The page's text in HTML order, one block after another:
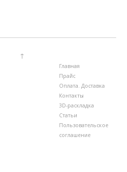
↑
Главная
Прайс
Оплата. Доставка
Контакты
3D-раскладка
Статьи
Пользовательское
соглашение